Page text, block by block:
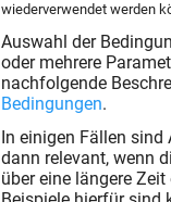
wiederverwendet werden
Auswahl der
oder mehrere
nachfolgende
Bedingungen.
In einigen Fällen sind
dann relevant, wenn
über eine längere